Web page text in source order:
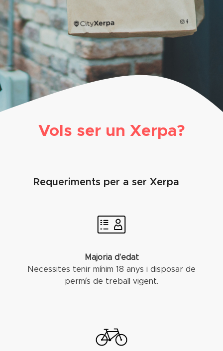
Vols ser un Xerpa?
Requeriments per a ser Xerpa
Majoria d’edat
Necessites tenir mínim 18 anys i disposar de
permís de treball vigent.